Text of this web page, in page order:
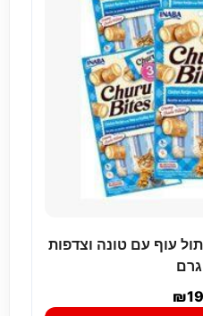
עוף עם טונה וצדפות
₪